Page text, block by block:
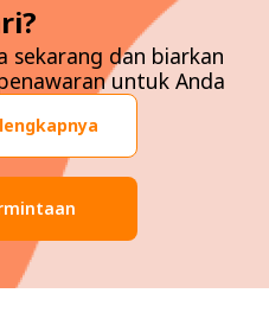
sekarang dan biarkan
untuk Anda